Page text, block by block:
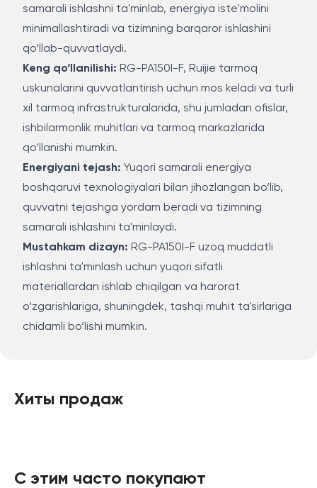
samarali ishlashni ta'minlab, energiya iste'molini
minimallashtiradi va tizimning barqaror ishlashini
qo‘llab-quvvatlaydi.
Keng qo‘llanilishi: RG-PA150I-F, Ruijie tarmoq
uskunalarini quvvatlantirish uchun mos keladi va turli
xil tarmoq infrastrukturalarida, shu jumladan ofislar,
ishbilarmonlik muhitlari va tarmoq markazlarida
qo‘llanishi mumkin.
Energiyani tejash: Yuqori samarali energiya
boshqaruvi texnologiyalari bilan jihozlangan bo‘lib,
quvvatni tejashga yordam beradi va tizimning
samarali ishlashini ta'minlaydi.
Mustahkam dizayn: RG-PA150I-F uzoq muddatli
ishlashni ta'minlash uchun yuqori sifatli
materiallardan ishlab chiqilgan va harorat
o‘zgarishlariga, shuningdek, tashqi muhit ta'sirlariga
chidamli bo‘lishi mumkin.
Хиты продаж
С этим часто покупают